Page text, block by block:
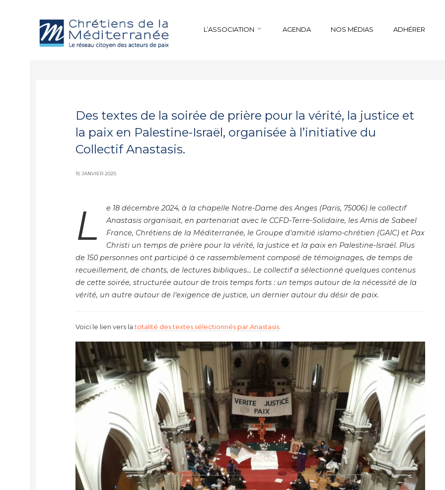
L’ASSOCIATION AGENDA NOS MÉDIAS ADHÉRER
Des textes de la soirée de prière pour la vérité, la justice et
la paix en Palestine-Israël, organisée à l’initiative du
Collectif Anastasis.
15 JANVIER 2025
L
e 18 décembre 2024, à la chapelle Notre-Dame des Anges (Paris, 75006) le collectif
Anastasis organisait, en partenariat avec le CCFD-Terre-Solidaire, les Amis de Sabeel
France, Chrétiens de la Méditerranée, le Groupe d’amitié islamo-chrétien (GAIC) et Pax
Christi un temps de prière pour la vérité, la justice et la paix en Palestine-Israël. Plus
de 150 personnes ont participé à ce rassemblement composé de témoignages, de temps de
recueillement, de chants, de lectures bibliques… Le collectif a sélectionné quelques contenus
de cette soirée, structurée autour de trois temps forts : un temps autour de la nécessité de la
vérité, un autre autour de l’exigence de justice, un dernier autour du désir de paix.
Voici le lien vers latotalité des textes sélectionnés par Anastasis